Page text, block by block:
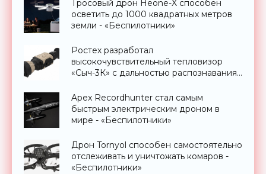
Тросовый дрон Heone-X способен
осветить до 1000 квадратных метров
земли - «Беспилотники»
Ростех разработал
высокочувствительный тепловизор
«Сыч-3К» с дальностью распознавания
Apex Recordhunter стал самым
быстрым электрическим дроном в
мире - «Беспилотники»
Дрон Tornyol способен самостоятельно
отслеживать и уничтожать комаров -
«Беспилотники»